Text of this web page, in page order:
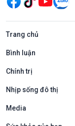
Trang chủ
Bình luận
Chính trị
Nhịp sống đô thị
Media